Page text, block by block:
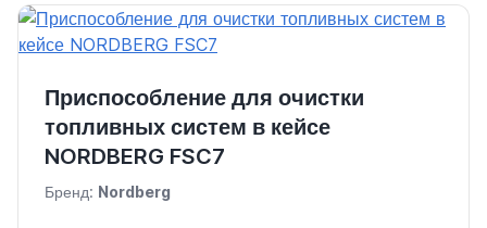
Приспособление для очистки
топливных систем в кейсе
NORDBERG FSC7
Бренд: Nordberg